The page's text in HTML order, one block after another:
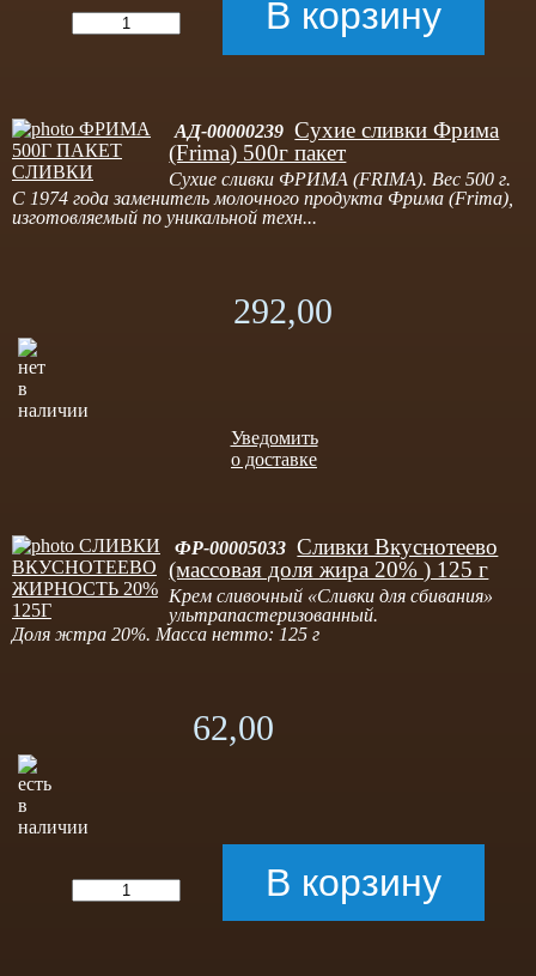
АД-00000239 Сухие сливки Фрима
(Frima) 500г пакет
Сухие сливки ФРИМА (FRIMA). Вес 500 г.
С 1974 года заменитель молочного продукта Фрима (Frima),
изготовляемый по уникальной техн...
292,00
Уведомить
о доставке
ФР-00005033 Сливки Вкуснотеево
(массовая доля жира 20% ) 125 г
Крем сливочный «Сливки для сбивания»
ультрапастеризованный.
Доля жтра 20%. Масса нетто: 125 г
62,00